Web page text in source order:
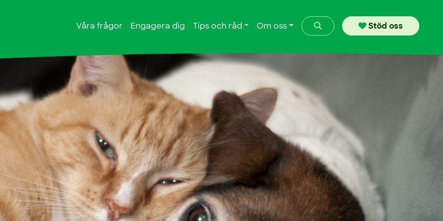
Våra frågor
Engagera dig Tips och råd Om oss Search Stöd oss